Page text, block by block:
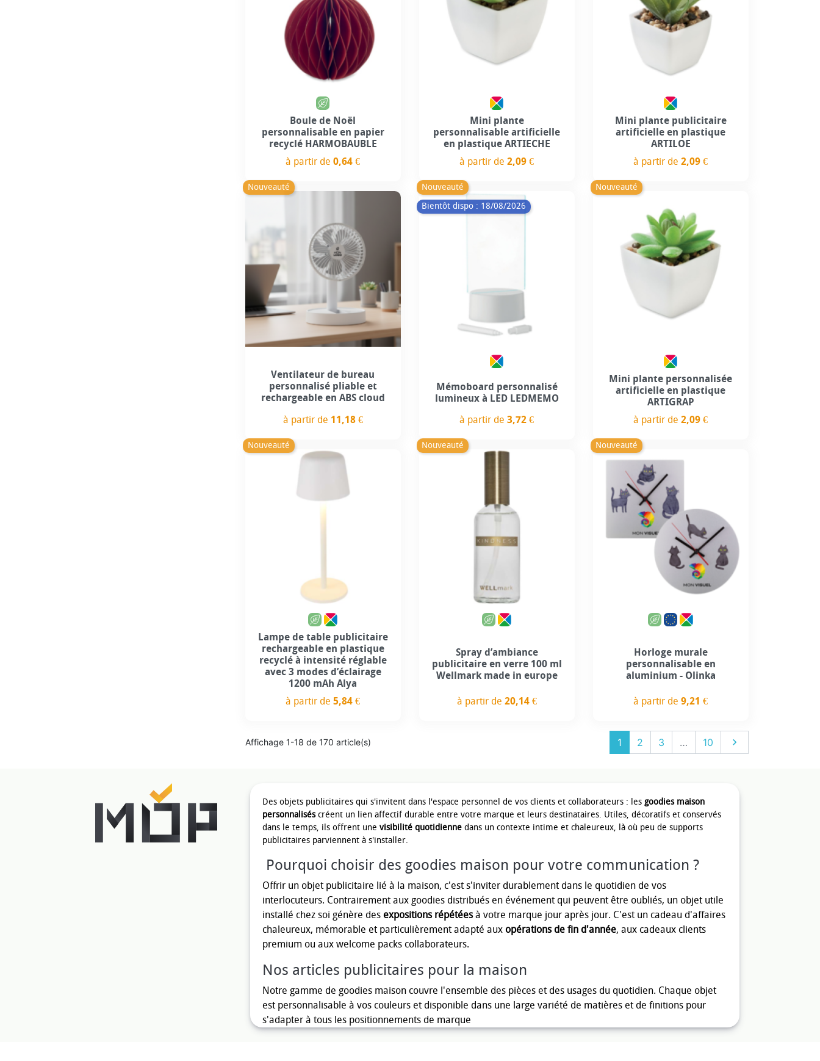
Des objets publicitaires qui s'invitent dans l'espace personnel de vos clients et collaborateurs : les goodies maison
personnaliséscréent un lien affectif durable entre votre marque et leurs destinataires. Utiles, décoratifs et conservés
dans le temps, ils offrent une visibilité quotidiennedans un contexte intime et chaleureux, là où peu de supports
publicitaires parviennent à s'installer.
Pourquoi choisir des goodies maison pour votre communication ?
Offrir un objet publicitaire lié à la maison, c'est s'inviter durablement dans le quotidien de vos
interlocuteurs. Contrairement aux goodies distribués en événement qui peuvent être oubliés, un objet utile
installé chez soi génère des expositions répétéesà votre marque jour après jour. C'est un cadeau d'affaires
chaleureux, mémorable et particulièrement adapté aux opérations de fin d'année, aux cadeaux clients
premium ou aux welcome packs collaborateurs.
Nos articles publicitaires pour la maison
Notre gamme de goodies maison couvre l'ensemble des pièces et des usages du quotidien. Chaque objet
est personnalisable à vos couleurs et disponible dans une large variété de matières et de finitions pour
s'adapter à tous les positionnements de marque
Boule de Noël
personnalisable en papier
recyclé HARMOBAUBLE
à partir de0,64 €
Mini plante
personnalisable artificielle
en plastique ARTIECHE
à partir de2,09 €
Mini plante publicitaire
artificielle en plastique
ARTILOE
à partir de2,09 €
Nouveauté
Ventilateur de bureau
personnalisé pliable et
rechargeable en ABS cloud
à partir de 11,18 €
Nouveauté
Bientôt dispo : 18/08/2026
Mémoboard personnalisé
lumineux à LED LEDMEMO
à partir de3,72 €
Nouveauté
Mini plante personnalisée
artificielle en plastique
ARTIGRAP
à partir de2,09 €
Nouveauté
Lampe de table publicitaire
rechargeable en plastique
recyclé à intensité réglable
avec 3 modes d’éclairage
1200 mAh Alya
à partir de5,84 €
Nouveauté
Spray d’ambiance
publicitaire en verre 100 ml
Wellmark made in europe
à partir de 20,14 €
Nouveauté
Personnalisation incluse
Horloge murale
personnalisable en
aluminium - Olinka
à partir de9,21 €
Affichage 1-18 de 170 article(s) 1 2 3 … 10 Suivant
